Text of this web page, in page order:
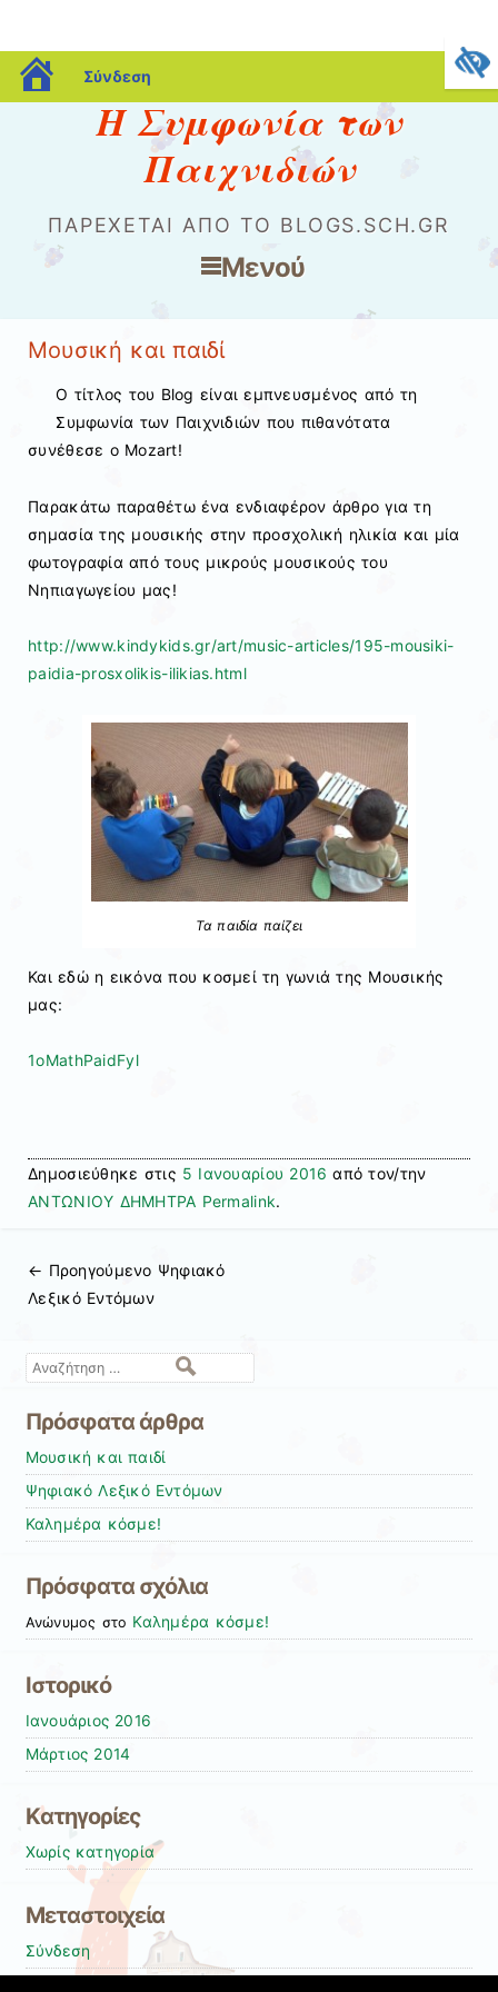
blogs.sch.gr
Σύνδεση
Η Συμφωνία των
Παιχνιδιών
ΠΑΡΈΧΕΤΑΙ ΑΠΌ ΤΟ BLOGS.SCH.GR
Μενού
Μουσική και παιδί
Ο τίτλος του Blog είναι εμπνευσμένος από τη
Συμφωνία των Παιχνιδιών που πιθανότατα
συνέθεσε ο Mozart!
Παρακάτω παραθέτω ένα ενδιαφέρον άρθρο για τη
σημασία της μουσικής στην προσχολική ηλικία και μία
φωτογραφία από τους μικρούς μουσικούς του
Νηπιαγωγείου μας!
http://www.kindykids.gr/art/music-articles/195-mousiki-
paidia-prosxolikis-ilikias.html
Τα παιδία παίζει
Και εδώ η εικόνα που κοσμεί τη γωνιά της Μουσικής
μας:
1oMathPaidFyl
Δημοσιεύθηκε στις 5 Ιανουαρίου 2016 από τον/την
ΑΝΤΩΝΙΟΥ ΔΗΜΗΤΡΑ Permalink.
Πλοήγηση άρθρων
← Προηγούμενo Ψηφιακό
Λεξικό Εντόμων
Αναζήτηση
Πρόσφατα άρθρα
Μουσική και παιδί
Ψηφιακό Λεξικό Εντόμων
Καλημέρα κόσμε!
Πρόσφατα σχόλια
Ανώνυμος στο Καλημέρα κόσμε!
Ιστορικό
Ιανουάριος 2016
Μάρτιος 2014
Kατηγορίες
Χωρίς κατηγορία
Μεταστοιχεία
Σύνδεση